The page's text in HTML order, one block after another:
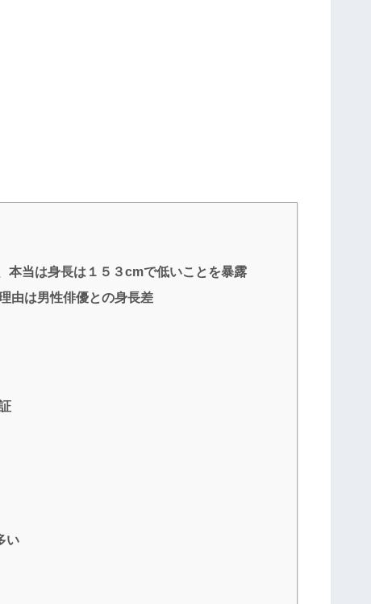
本当は身長は１５３cmで低いことを暴露
由は男性俳優との身長差
い